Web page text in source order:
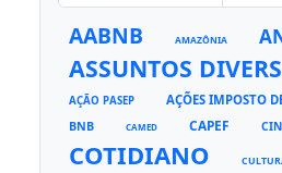
AABNB AMAZÔNIA
ASSUNTOS
AÇÃO PASEP AÇÕES IMPOSTO
BNB CAMED CAPEF
COTIDIANO